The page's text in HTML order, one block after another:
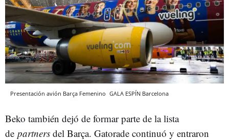
Presentación avión Barça Femenino GALA ESPÍN Barcelona
Beko también dejó de formar parte de la lista
de partners del Barça. Gatorade continuó y entraron